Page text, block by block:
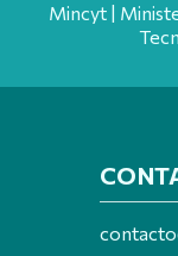
Mincyt |